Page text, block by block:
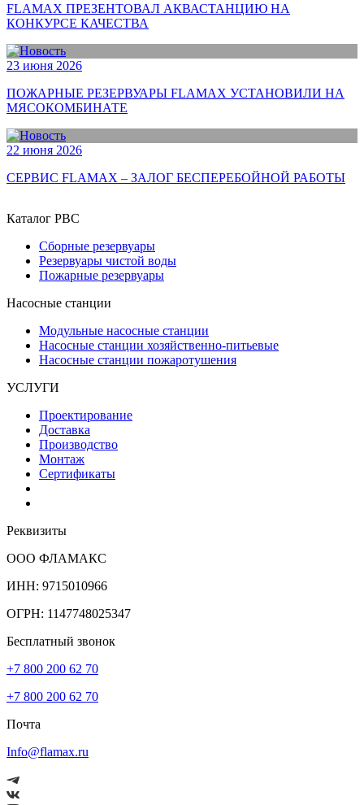
FLAMAX ПРЕЗЕНТОВАЛ АКВАСТАНЦИЮ НА
КОНКУРСЕ КАЧЕСТВА
23 июня 2026
ПОЖАРНЫЕ РЕЗЕРВУАРЫ FLAMAX УСТАНОВИЛИ НА
МЯСОКОМБИНАТЕ
22 июня 2026
СЕРВИС FLAMAX – ЗАЛОГ БЕСПЕРЕБОЙНОЙ РАБОТЫ
Каталог РВС
Сборные резервуары
Резервуары чистой воды
Пожарные резервуары
Насосные станции
Модульные насосные станции
Насосные станции хозяйственно-питьевые
Насосные станции пожаротушения
УСЛУГИ
Проектирование
Доставка
Производство
Монтаж
Сертификаты
Реквизиты
ООО ФЛАМАКС
ИНН: 9715010966
ОГРН: 1147748025347
Бесплатный звонок
+7 800 200 62 70
+7 800 200 62 70
Почта
Info@flamax.ru